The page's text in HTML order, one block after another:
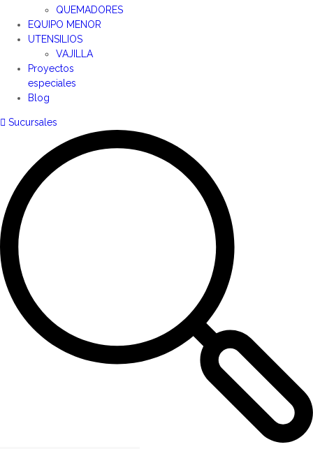
QUEMADORES
EQUIPO MENOR
UTENSILIOS
VAJILLA
Proyectos
especiales
Blog
Sucursales